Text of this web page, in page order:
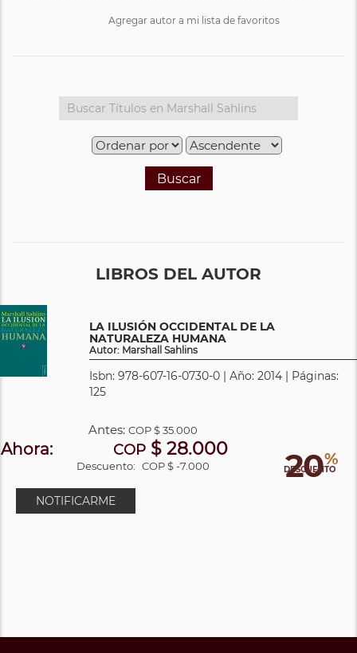
Agregar autor a mi lista de favoritos
Buscar
LIBROS DEL AUTOR
LA ILUSIÓN OCCIDENTAL DE LA
NATURALEZA HUMANA
Autor: Marshall Sahlins
Isbn: 978-607-16-0730-0 | Año: 2014 | Páginas:
125
20%
DESCUENTO
Antes: COP$ 35.000
Ahora: COP $ 28.000
Descuento: COP $ -7.000
NOTIFICARME